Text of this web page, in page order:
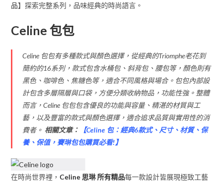
品】探索完整系列，品味經典的時尚語言。
Celine 包包
Celine 包包有多種款式與顏色選擇，從經典的Triomphe老花到
簡約的16系列，款式包含水桶包、斜背包、腰包等，顏色則有
黑色、咖啡色、焦糖色等，適合不同風格與場合。包包內部設
計包含多層隔層與口袋，方便分類收納物品，功能性強。整體
而言，Celine 包包包含優良的功能與容量、精湛的材質與工
藝，以及豐富的款式與顏色選擇，適合追求品質與實用性的消
費者。 相關文章： 【Celine 包：經典6款式、尺寸、材質、保
養、保值，賽琳包包購買必看!】
在時尚世界裡， Celine 思琳 所有精品每一款設計皆展現極致工藝